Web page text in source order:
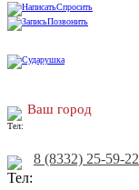
Спросить
Позвонить
Ваш город
8 (8332) 25-59-22